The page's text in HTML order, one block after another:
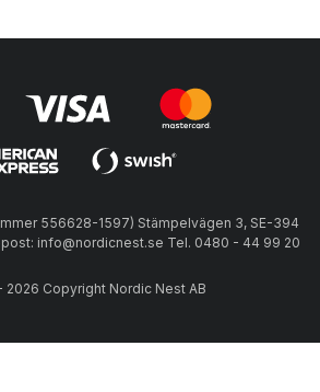
556628-1597) Stämpelvägen 3, SE-394
post: info@nordicnest.se Tel. 0480 - 44 99 20
2026 Copyright Nordic Nest AB